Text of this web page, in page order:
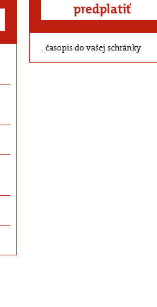
predplatiť
časopis do vašej schránky